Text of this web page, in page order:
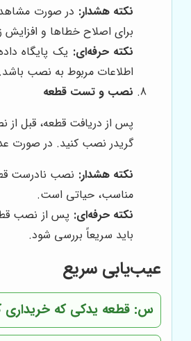
نکته هشدار: در صورت
برای اصلاح خطاها و
نکته حرفه‌ای: یک پایگاه
اطلاعات مربوط به نصب باشد.
نصب و تست قطعه
پس از دریافت قطعه، قبل
گریدر نصب کنید. در صورت
نکته هشدار: نصب نادرست
مناسب، حیاتی است.
نکته حرفه‌ای: پس از نصب
باید سریعاً بررسی شود.
عیب‌یابی سریع
س: قطعه یدکی که خریداری